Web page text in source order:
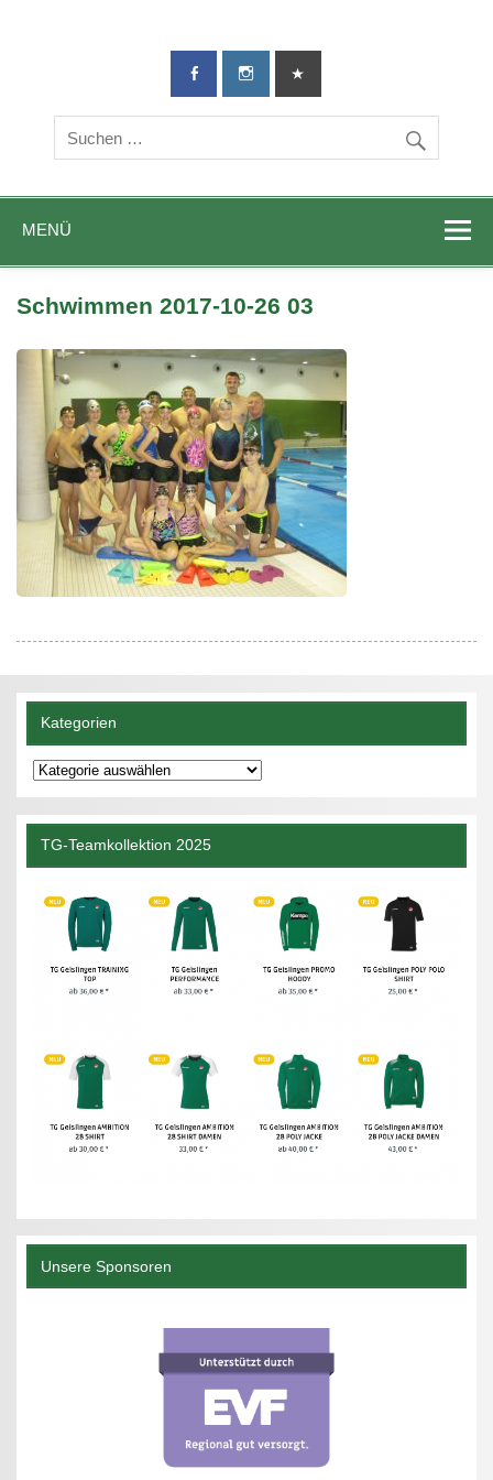
TG-Geislingen
DIE Sportadresse in Geislingen!
MENÜ
Schwimmen 2017-10-26 03
Kategorien
Kategorien
TG-Teamkollektion 2025
Unsere Sponsoren